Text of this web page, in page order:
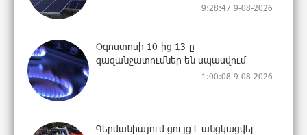
9:28:47 9-08-2026
Օգոստոսի 10-ից 13-ը
գազանջատումներ են սպասվում
1:00:08 9-08-2026
Գերմանիայում ցույց է անցկացվել